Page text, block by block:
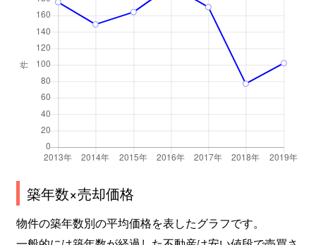
築年数×売却価格
物件の築年数別の平均価格を表したグラフです。